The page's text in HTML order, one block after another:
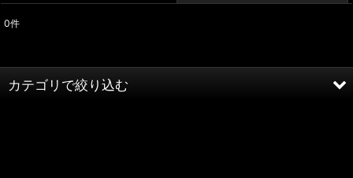
並び順 :
0件
カテゴリで絞り込む